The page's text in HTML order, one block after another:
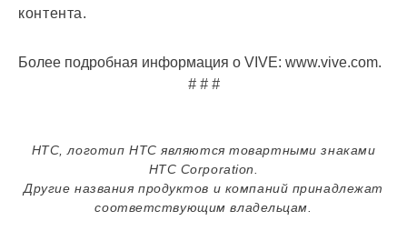
контента.
Более подробная информация о VIVE: www.vive.com.
# # #
HTC, логотип HTC являются товартными знаками
HTC Corporation.
Другие названия продуктов и компаний принадлежат
соответствующим владельцам.